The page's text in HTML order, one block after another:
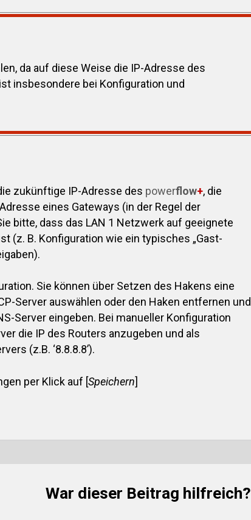
da auf diese Weise die IP-Adresse des
insbesondere bei Konfiguration und
zukünftige IP-Adresse des powerflow+, die
eines Gateways (in der Regel der
bitte, dass das LAN 1 Netzwerk auf geeignete
(z. B. Konfiguration wie ein typisches „Gast-
Sie können über Setzen des Hakens eine
Server auswählen oder den Haken entfernen und
Server eingeben. Bei manueller Konfiguration
die IP des Routers anzugeben und als
(z.B. ‘8.8.8.8’).
per Klick auf [Speichern]
War dieser Beitrag hilfreich?